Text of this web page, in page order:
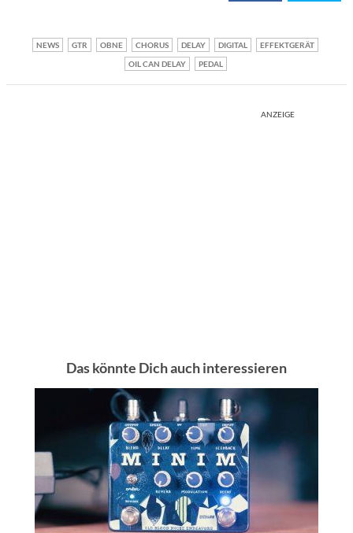
NEWS GTR OBNE CHORUS DELAY DIGITAL
EFFEKTGERÄT
OIL CAN DELAY
PEDAL
ANZEIGE
Das könnte Dich auch interessieren